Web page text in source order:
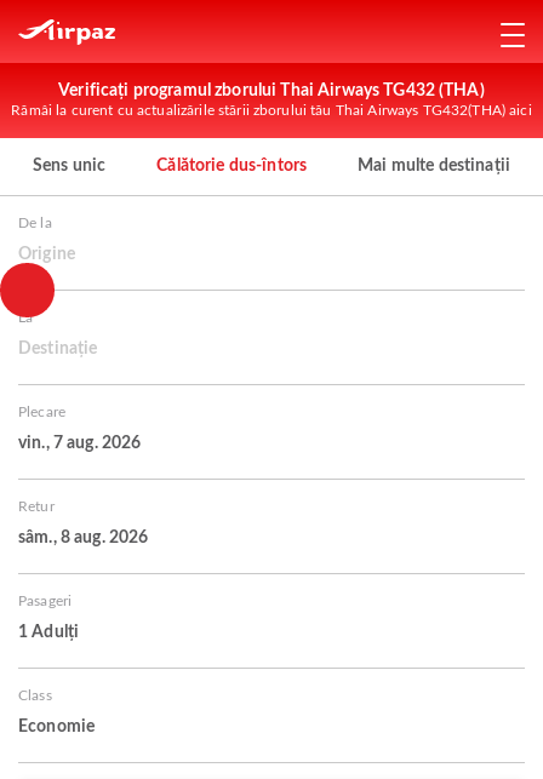
Verificați programul zborului Thai Airways TG432 (THA)
Rămâi la curent cu actualizările stării zborului tău Thai Airways TG432(THA) aici
Sens unic Călătorie dus-întors Mai multe destinații
De la
Origine
La
Destinație
Plecare
vin., 7 aug. 2026
Retur
sâm., 8 aug. 2026
Pasageri
1 Adulți
Class
Economie